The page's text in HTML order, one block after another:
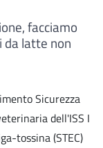
facciamo
da latte non
Sicurezza
dell'ISS I
tossina (STEC)